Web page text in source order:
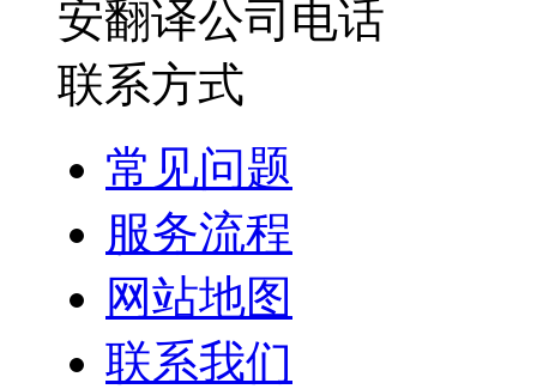
常见问题
服务流程
网站地图
联系我们